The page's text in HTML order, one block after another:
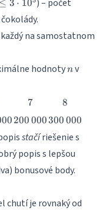
≤ 3 ⋅ 10 ) – počet
na samostatnom
hodnotyn
nv
7
7 8
8
200\,000
200 000 300\,000
300 000
stačíriešenie s
popis s lepšou
bonusové body.
chutí je rovnaký od